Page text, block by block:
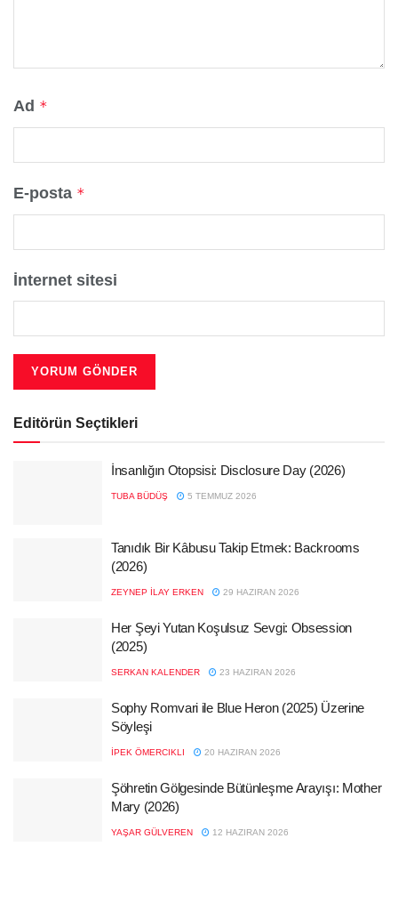
Ad *
E-posta *
İnternet sitesi
Editörün Seçtikleri
İnsanlığın Otopsisi: Disclosure Day (2026)
TUBA BÜDÜŞ 5 TEMMUZ 2026
Tanıdık Bir Kâbusu Takip Etmek: Backrooms
(2026)
ZEYNEP İLAY ERKEN 29 HAZIRAN 2026
Her Şeyi Yutan Koşulsuz Sevgi: Obsession
(2025)
SERKAN KALENDER 23 HAZIRAN 2026
Sophy Romvari ile Blue Heron (2025) Üzerine
Söyleşi
İPEK ÖMERCIKLI 20 HAZIRAN 2026
Şöhretin Gölgesinde Bütünleşme Arayışı: Mother
Mary (2026)
YAŞAR GÜLVEREN 12 HAZIRAN 2026